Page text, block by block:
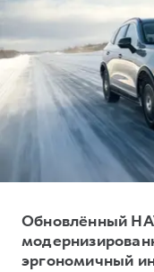
DARGO
от 3 199 000 ₽
F7
Тест-драйв
Трейд-ин
КРЕДИТ И
Кредитный
СЕРВИСНОЕ
Нулевое ТО
Программа
Регламенты
Электронный
GWM
Гарантия HAVAL
Наша команда
Контакты
Обновлённый
эргономичный